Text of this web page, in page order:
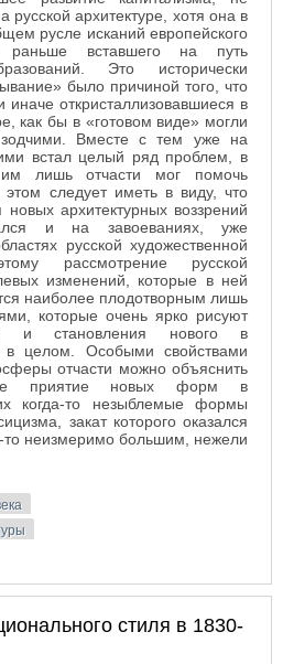
русской архитектуре, хотя она в
русле исканий европейского
раньше вставшего на путь
Это исторически
было причиной того, что
иначе откристаллизовавшиеся в
как бы в «готовом виде» могли
зодчими. Вместе с тем уже на
встал целый ряд проблем, в
лишь отчасти мог помочь
следует иметь в виду, что
архитектурных воззрений
и на завоеваниях, уже
русской художественной
рассмотрение русской
изменений, которые в ней
наиболее плодотворным лишь
которые очень ярко рисуют
и становления нового в
в целом. Особыми свойствами
отчасти можно объяснить
приятие новых форм в
когда-то незыблемые формы
закат которого оказался
то неизмеримо большим, нежели
стиля в 1830-